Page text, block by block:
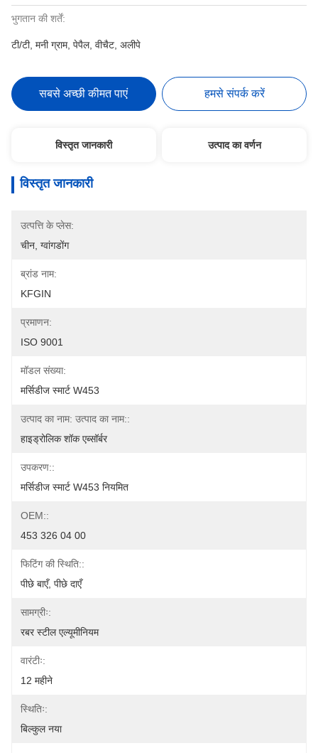
भुगतान की शर्तें:
टी/टी, मनी ग्राम, पेपैल, वीचैट, अलीपे
सबसे अच्छी कीमत पाएं हमसे संपर्क करें
विस्तृत जानकारी उत्पाद का वर्णन
विस्तृत जानकारी
उत्पत्ति के प्लेस:
चीन, ग्वांगडोंग
ब्रांड नाम:
KFGIN
प्रमाणन:
ISO 9001
मॉडल संख्या:
मर्सिडीज स्मार्ट W453
उत्पाद का नाम: उत्पाद का नाम::
हाइड्रोलिक शॉक एब्सॉर्बर
उपकरण::
मर्सिडीज स्मार्ट W453 नियमित
OEM::
453 326 04 00
फिटिंग की स्थिति::
पीछे बाएँ, पीछे दाएँ
सामग्रीः:
रबर स्टील एल्यूमीनियम
वारंटीः:
12 महीने
स्थितिः:
बिल्कुल नया